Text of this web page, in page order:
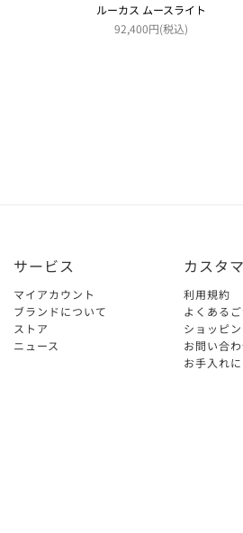
ルーカス ムースライト
92,400円(税込)
サービス
マイアカウント
ブランドについて
ストア
ニュース
カスタ
利用規約
よくある
ショッピ
お問い合
お手入れ